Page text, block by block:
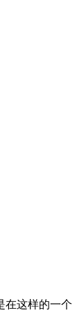
在这样的一个